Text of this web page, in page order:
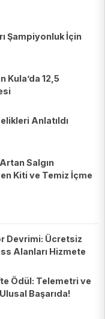
Şampiyonluk İçin
Kula’da 12,5
Anlatıldı
Artan Salgın
Kiti ve Temiz İçme
Devrimi: Ücretsiz
Alanları Hizmete
Ödül: Telemetri ve
Başarıda!